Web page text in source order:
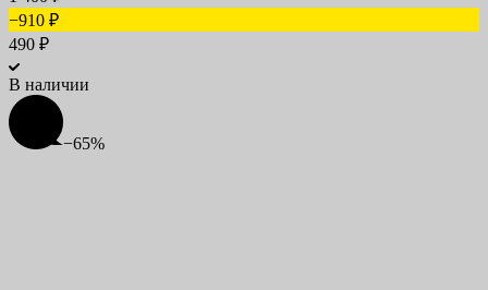
−910 ₽
490 ₽
В наличии
−65%